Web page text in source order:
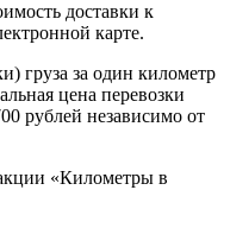
доставки к
карте.
груза за один километр
цена перевозки
рублей независимо от
«Километры в